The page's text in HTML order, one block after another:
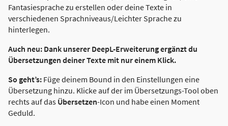
Fantasiesprache zu erstellen oder deine Texte in
verschiedenen Sprachniveaus/Leichter Sprache zu
hinterlegen.
Auch neu: Dank unserer DeepL-Erweiterung ergänzt du
Übersetzungen deiner Texte mit nur einem Klick.
So geht’s: Füge deinem Bound in den Einstellungen eine
Übersetzung hinzu. Klicke auf der im Übersetzungs-Tool oben
rechts auf das Übersetzen-Icon und habe einen Moment
Geduld.